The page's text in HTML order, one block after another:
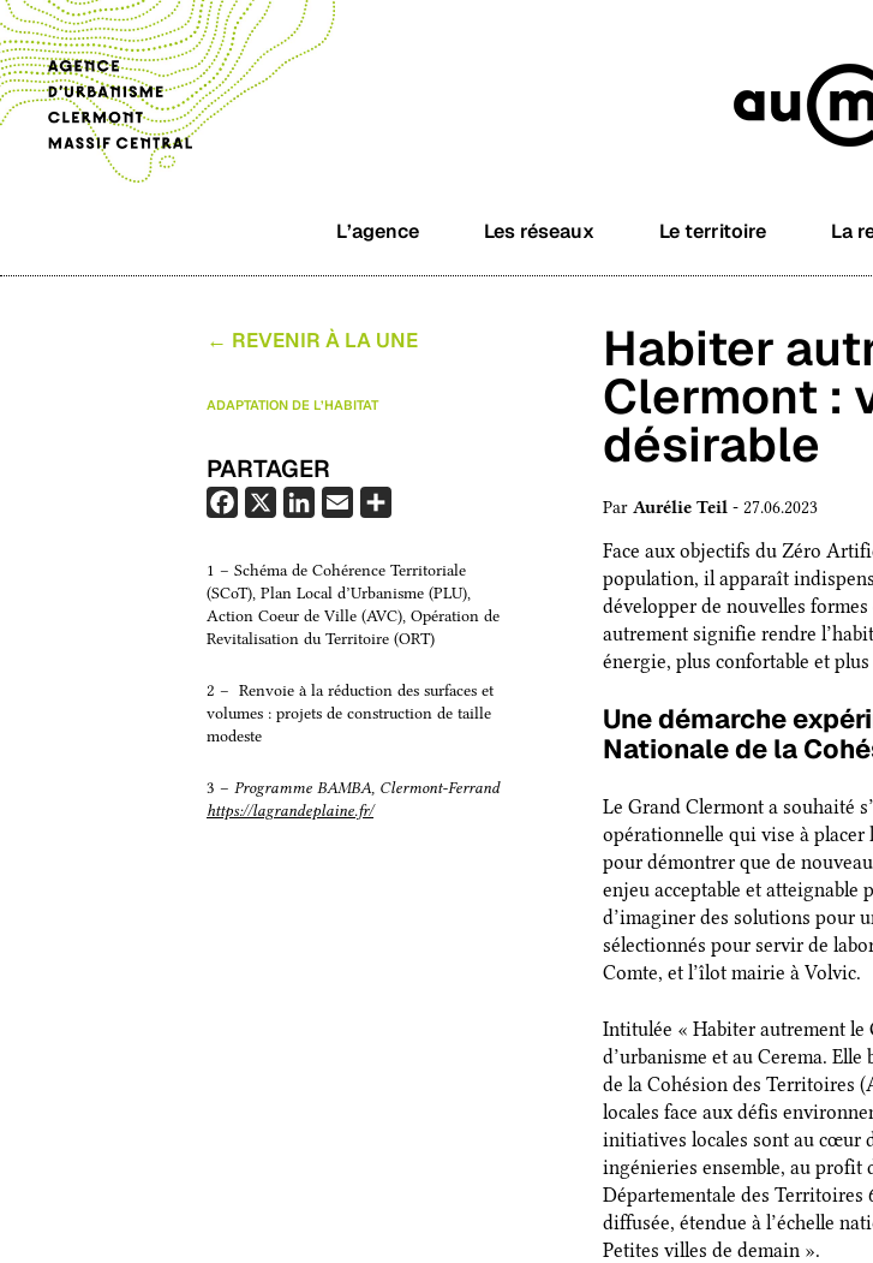
L’agence Les réseaux Le territoire La
← REVENIR À LA UNE
ADAPTATION DE L’HABITAT
PARTAGER
c
e
b
o
k
X
n
k
e
I
n
a
i
l
r
t
a
e
r
1 – Schéma de Cohérence Territoriale
(SCoT), Plan Local d’Urbanisme (PLU),
Action Coeur de Ville (AVC), Opération de
Revitalisation du Territoire (ORT)
2 – Renvoie à la réduction des surfaces et
volumes : projets de construction de taille
modeste
3 – Programme BAMBA, Clermont-Ferrand
https://lagrandeplaine.fr/
Habiter
Clermont :
désirable
Par Aurélie Teil - 27.06.2023
Face aux objectifs du Zéro
population, il apparaît
développer de nouvelles
autrement signifie rendre
énergie, plus confortable et
Une démarche
Nationale de la
Le Grand Clermont a souhaité
opérationnelle qui vise à
pour démontrer que de
enjeu acceptable et atteignable
d’imaginer des solutions pour
sélectionnés pour servir de
Comte, et l’îlot mairie à Volvic.
Intitulée « Habiter autrement le
d’urbanisme et au Cerema.
de la Cohésion des Territoires
locales face aux défis
initiatives locales sont au cœur
ingénieries ensemble, au profit
Départementale des Territoires
diffusée, étendue à l’échelle
Petites villes de demain ».